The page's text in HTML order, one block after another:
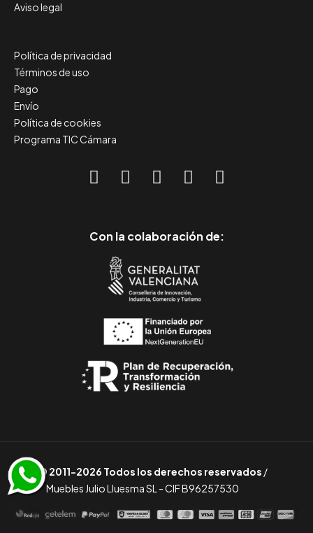
Aviso legal
Política de privacidad
Términos de uso
Pago
Envío
Política de cookies
Programa TIC Cámara
Con la colaboración de:
© 2011-2026 Todos los derechos reservados /
Muebles Julio Lluesma SL - CIF B96257530